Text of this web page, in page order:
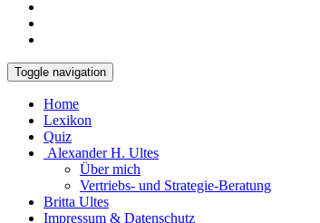
Toggle navigation
Home
Lexikon
Quiz
Alexander H. Ultes
Über mich
Vertriebs- und Strategie-Beratung
Britta Ultes
Impressum & Datenschutz